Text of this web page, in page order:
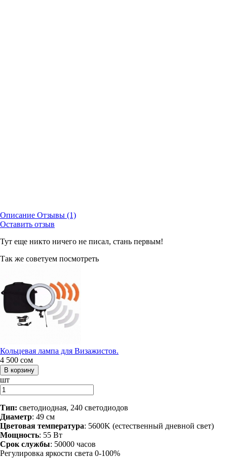
Описание Отзывы (1)
Оставить отзыв
Тут еще никто ничего не писал, стань первым!
Так же советуем посмотреть
Кольцевая лампа для Визажистов.
4 500 сом
шт
Тип: светодиодная, 240 светодиодов
Диаметр: 49 см
Цветовая температура: 5600K (естественный дневной свет)
Мощность: 55 Вт
Срок службы: 50000 часов
Регулировка яркости света 0-100%